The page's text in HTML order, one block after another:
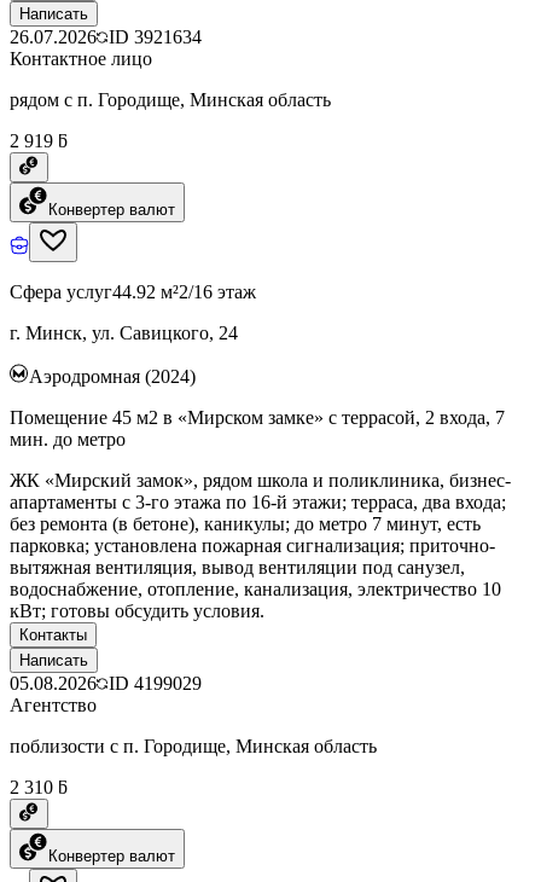
Написать
26.07.2026 ID 3921634
Контактное лицо
рядом с п. Городище, Минская область
2 919 ƃ
Конвертер валют
Сфера услуг44.92 м²2/16 этаж
г. Минск, ул. Савицкого, 24
Аэродромная (2024)
Помещение 45 м2 в «Мирском замке» с террасой, 2 входа, 7
мин. до метро
ЖК «Мирский замок», рядом школа и поликлиника, бизнес-
апартаменты с 3-го этажа по 16-й этажи; терраса, два входа;
без ремонта (в бетоне), каникулы; до метро 7 минут, есть
парковка; установлена пожарная сигнализация; приточно-
вытяжная вентиляция, вывод вентиляции под санузел,
водоснабжение, отопление, канализация, электричество 10
кВт; готовы обсудить условия.
Контакты
Написать
05.08.2026 ID 4199029
Агентство
поблизости с п. Городище, Минская область
2 310 ƃ
Конвертер валют